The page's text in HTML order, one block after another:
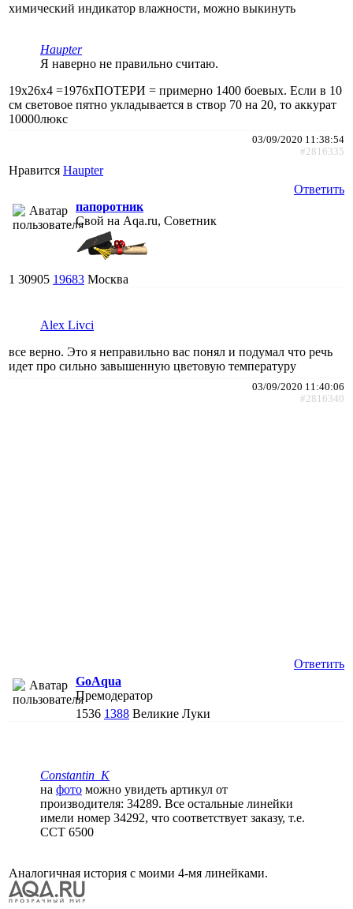
химический индикатор влажности, можно выкинуть
Haupter
Я наверно не правильно считаю.
19х26х4 =1976хПОТЕРИ = примерно 1400 боевых. Если в 10
см световое пятно укладывается в створ 70 на 20, то аккурат
10000люкс
03/09/2020 11:38:54
#2816335
Нравится Haupter
Ответить
папоротник
Свой на Aqa.ru, Советник
1 30905 19683 Москва
Alex Livci
все верно. Это я неправильно вас понял и подумал что речь
идет про сильно завышенную цветовую температуру
03/09/2020 11:40:06
#2816340
Ответить
GoAqua
Премодератор
1536 1388 Великие Луки
Constantin_K
на фото можно увидеть артикул от
производителя: 34289. Все остальные линейки
имели номер 34292, что соответствует заказу, т.е.
CCT 6500
Аналогичная история с моими 4-мя линейками.